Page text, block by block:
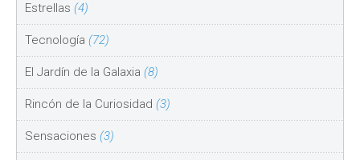
Estrellas (4)
Tecnología (72)
El Jardín de la Galaxia (8)
Rincón de la Curiosidad (3)
Sensaciones (3)